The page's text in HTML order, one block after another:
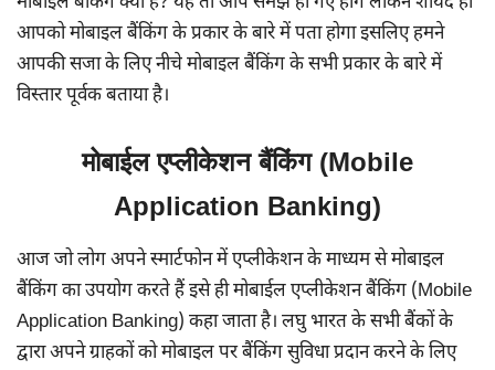
आपको मोबाइल बैंकिंग के प्रकार के बारे में पता होगा इसलिए हमने
आपकी सजा के लिए नीचे मोबाइल बैंकिंग के सभी प्रकार के बारे में
विस्तार पूर्वक बताया है।
मोबाईल एप्लीकेशन बैंकिंग (Mobile
Application Banking)
आज जो लोग अपने स्मार्टफोन में एप्लीकेशन के माध्यम से मोबाइल
बैंकिंग का उपयोग करते हैं इसे ही मोबाईल एप्लीकेशन बैंकिंग (Mobile
Application Banking) कहा जाता है। लघु भारत के सभी बैंकों के
द्वारा अपने ग्राहकों को मोबाइल पर बैंकिंग सुविधा प्रदान करने के लिए